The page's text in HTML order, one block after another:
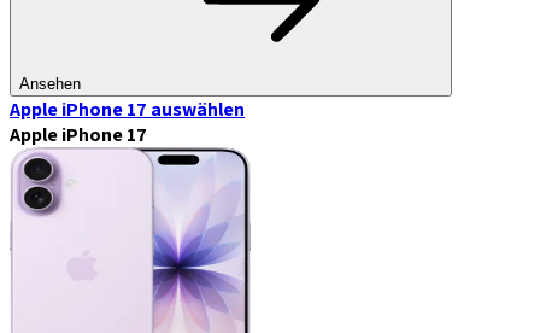
Ansehen
Apple iPhone 17 auswählen
Apple iPhone 17